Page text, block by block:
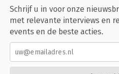
Schrijf u in voor onze
met relevante interviews en
events en de beste acties.